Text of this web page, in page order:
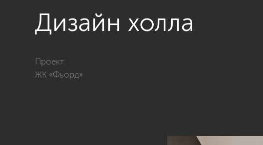
Дизайн холла
Проект:
ЖК «Фьорд»